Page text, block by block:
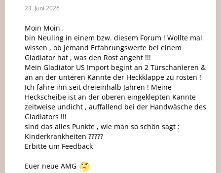
23. Juni 2026
Moin Moin ,
bin Neuling in einem bzw. diesem Forum ! Wollte mal
wissen , ob jemand Erfahrungswerte bei einem
Gladiator hat , was den Rost angeht !!!
Mein Gladiator US Import begint an 2 Türschanieren &
an an der unteren Kannte der Heckklappe zu rosten !
Ich fahre ihn seit dreieinhalb Jahren ! Meine
Heckscheibe ist an der oberen eingeklepten Kannte
zeitweise undicht , auffallend bei der Handwäsche des
Gladiators !!!
sind das alles Punkte , wie man so schön sagt :
Kinderkrankheiten ?????
Erbitte um Feedback
Euer neue AMG